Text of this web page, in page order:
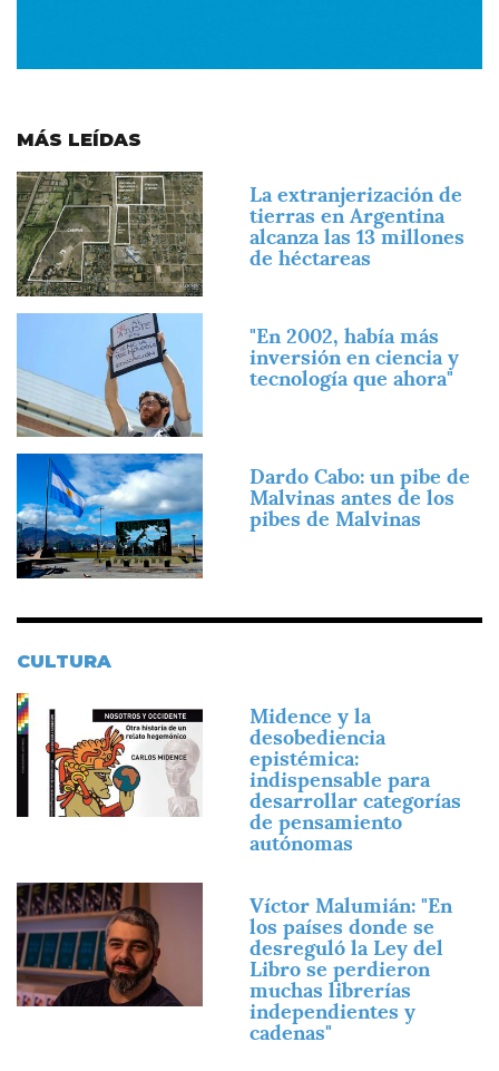
MÁS LEÍDAS
Imagen
La extranjerización de
tierras en Argentina
alcanza las 13 millones
de héctareas
"En 2002, había más
inversión en ciencia y
tecnología que ahora"
Imagen
Dardo Cabo: un pibe de
Malvinas antes de los
pibes de Malvinas
CULTURA
Imagen
Midence y la
desobediencia
epistémica:
indispensable para
desarrollar categorías
de pensamiento
autónomas
Imagen
Víctor Malumián: "En
los países donde se
desreguló la Ley del
Libro se perdieron
muchas librerías
independientes y
cadenas"